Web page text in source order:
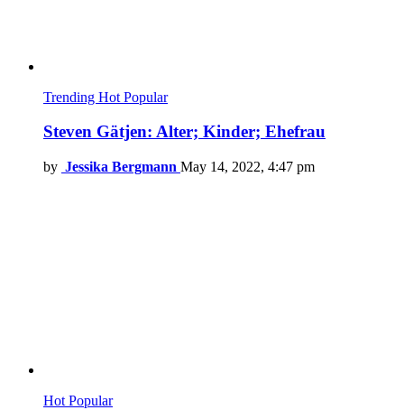
Trending Hot Popular
Steven Gätjen: Alter; Kinder; Ehefrau
by Jessika Bergmann May 14, 2022, 4:47 pm
Hot Popular